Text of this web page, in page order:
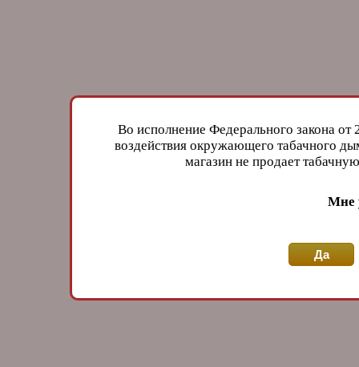
Во исполнение Федерального закона
воздействия окружающего табачного
магазин не продает
Мне
Да